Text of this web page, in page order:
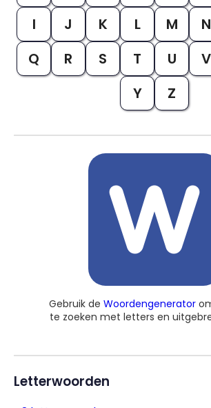
I
J K L M N
Q
R S T U V
Y
Z
Gebruik de Woordengenerator
te zoeken met letters en
Letterwoorden